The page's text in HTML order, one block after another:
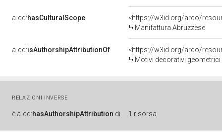
a-cd:hasCulturalScope
<https://w3id.org/arco/
Manifattura Abruzzese
a-cd:isAuthorshipAttributionOf
<https://w3id.org/arco/
Motivi decorativi
RELAZIONI INVERSE
è a-cd:hasAuthorshipAttribution di 1 risorsa